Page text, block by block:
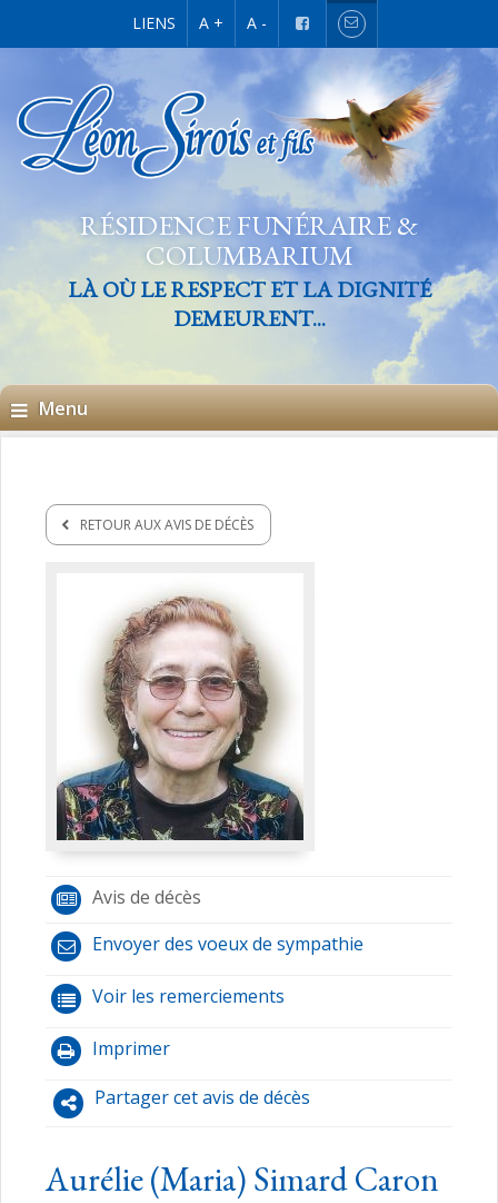
LIENS A + A -
RÉSIDENCE FUNÉRAIRE &
COLUMBARIUM
LÀ OÙ LE RESPECT ET LA DIGNITÉ
DEMEURENT...
Menu
RETOUR AUX AVIS DE DÉCÈS
Avis de décès
Envoyer des voeux de sympathie
Voir les remerciements
Imprimer
Partager cet avis de décès
Aurélie (Maria) Simard Caron